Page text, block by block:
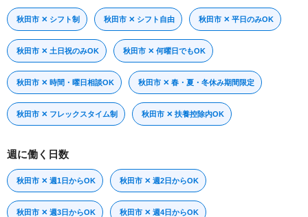
秋田市 ✕ シフト制 秋田市 ✕ シフト自由 秋田市 ✕ 平日のみOK
秋田市 ✕ 土日祝のみOK 秋田市 ✕ 何曜日でもOK
秋田市 ✕ 時間・曜日相談OK 秋田市 ✕ 春・夏・冬休み期間限定
秋田市 ✕ フレックスタイム制 秋田市 ✕ 扶養控除内OK
週に働く日数
秋田市 ✕ 週1日からOK 秋田市 ✕ 週2日からOK
秋田市 ✕ 週3日からOK 秋田市 ✕ 週4日からOK